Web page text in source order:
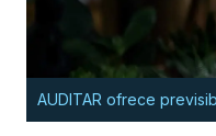
AUDITAR ofrece